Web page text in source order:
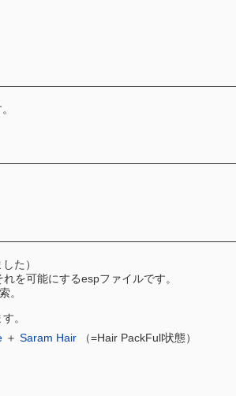
た）
を可能にするespファイルです。
。
。
＋ Saram Hair（=Hair PackFull状態）